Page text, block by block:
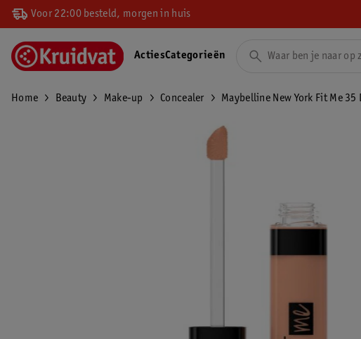
Voor 22:00 besteld, morgen in huis
ActiesCategorieën
Home Beauty Make-up Concealer Maybelline New York Fit Me 35